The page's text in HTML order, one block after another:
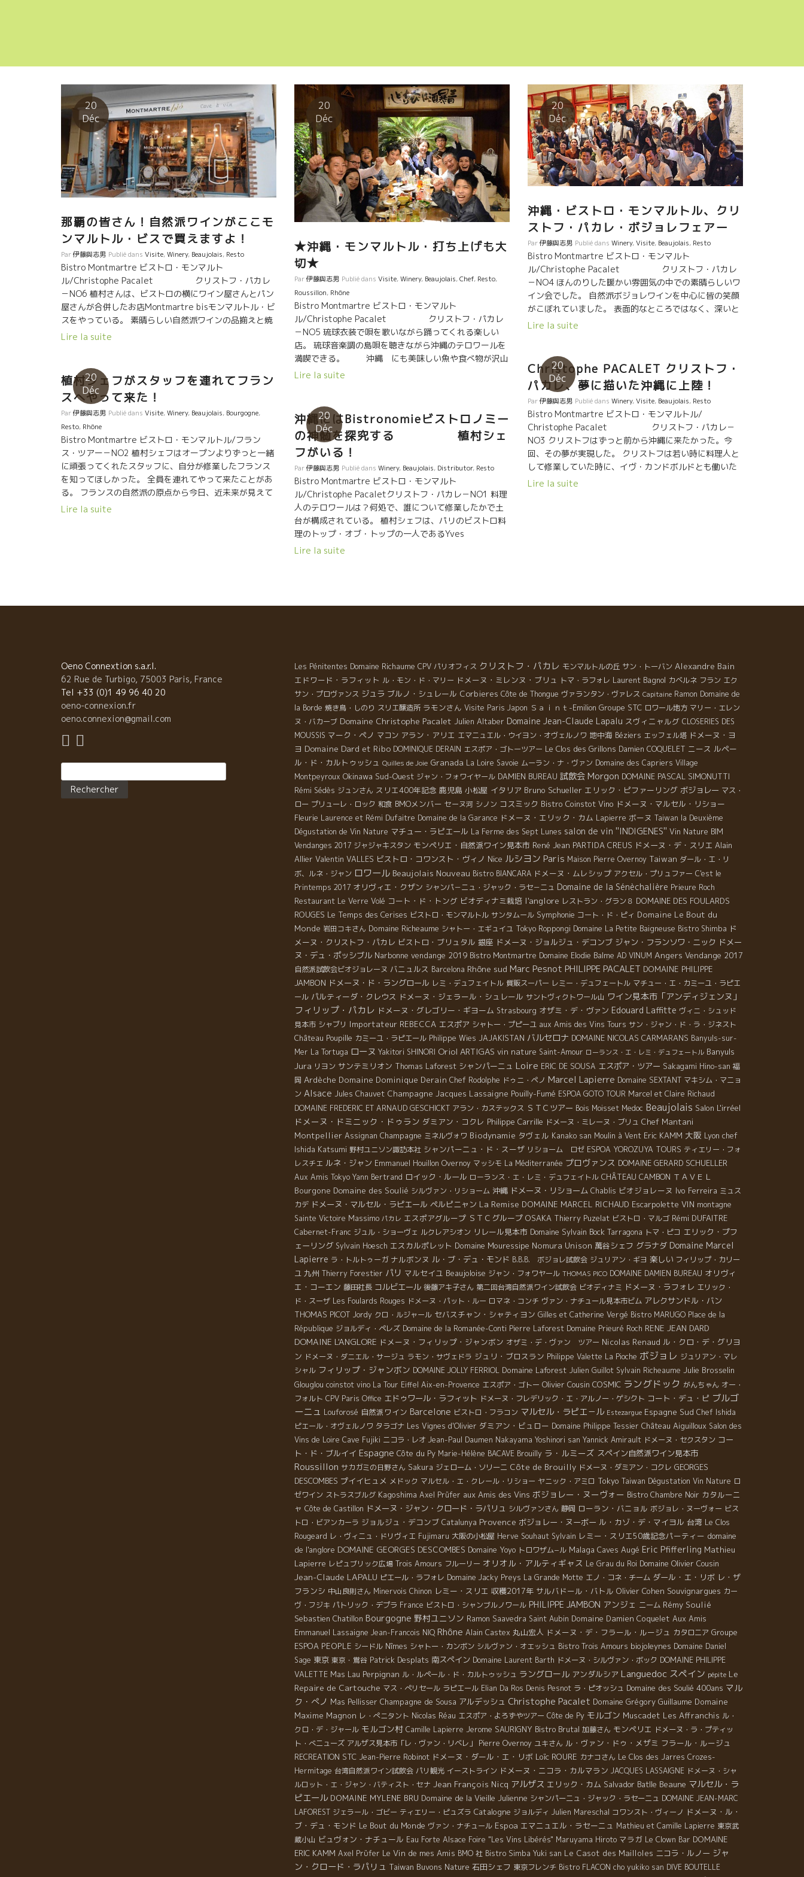
20
Déc
那覇の皆さん！自然派ワインがここモ
ンマルトル・ビスで買えますよ！
Par伊藤與志男 Publié dans Visite,Winery, Beaujolais, Resto
Bistro Montmartre ビストロ・モンマルト
ル/Christophe Pacalet クリストフ・パカレ
－NO6 植村さんは、ビストロの横にワイン屋さんとパン
屋さんが合併したお店Montmartre bisモンマルトル・ビ
スをやっている。 素晴らしい自然派ワインの品揃えと焼
きたての美味しいパンが手にはいりますよ！ 生チーズも
味しいパンが手にはいりますよ！ 生チーズもガトーもあ
り、心地よいフランスの風が吹いています。 パリにあ
ってもおかしくない品揃え。 クリストフ・パカレも驚く
ワインがズラリと並んでいる。 台湾の自然派ワインイン
ポーターのレベッカさんが大好きなパルティーダ・クル
ーズの“TS”もあり。 クリストフのおじ
さんマルセル・ラピエール、フィリップ・ジャンボンも
あり。 那覇の皆さん！ 沖縄の旅に来た人へ、 ここで自
然派ワインを仕入れて沖縄の海でやるのも最高ですよ。
Lire la suite
20
Déc
★沖縄・モンマルトル・打ち上げも大
切★
Par伊藤與志男 Publié dans Visite,Winery, Beaujolais,Chef, Resto,
Roussillon, Rhône
Bistro Montmartre ビストロ・モンマルト
ル/Christophe Pacalet クリストフ・パカレ
－NO5 琉球衣装で唄を歌いながら踊ってくれる楽しい
店。 琉球音楽調の島唄を聴きながら沖縄のテロワールを
満喫できる。 沖縄 にも美味しい魚や食べ物が沢山
あります。 ワインはラングロールとフラール・ルージュ
ェルの石灰土壌のミネラルが融合したワイン。何て美味
しいんだろう。 こま子さん、植村さん
ともお話しができて嬉しかったです。 沖縄でのフラン
ス、自然派ワインをよろしくお願いします。感謝。
Lire la suite
20
Déc
沖縄・ビストロ・モンマルトル、クリ
ストフ・パカレ・ボジョレフェアー
Par伊藤與志男 Publié dans Winery,Visite, Beaujolais, Resto
Bistro Montmartre ビストロ・モンマルト
ル/Christophe Pacalet クリストフ・パカレ
－NO4 ほんのりした暖かい雰囲気の中での素晴らしいワ
イン会でした。 自然派ボジョレワインを中心に皆の笑顔
がこぼれていました。 表面的なところではなく、深いと
ころで感じて、深く評価して、ほんわりと表現する沖縄
て素晴らしい空間なのだろう。 植村さん、いい仕事し
てますね！ いい仕事の横には、いつも素晴らしい女性、
奥様 こま子さんがいる。 初めての沖縄でのワイン会
に参加させていただき感謝です。 多くの素晴らしい人達
と出逢うことができました。 ワインは人と人を繋ぐ。 あ
りがとうございました。
Lire la suite
20
Déc
Christophe PACALET クリストフ・
パカレ、夢に描いた沖縄に上陸！
Par伊藤與志男 Publié dans Winery,Visite, Beaujolais, Resto
Bistro Montmartre ビストロ・モンマルトル/
Christophe Pacalet クリストフ・パカレ－
NO3 クリストフはずっと前から沖縄に来たかった。今
回、その夢が実現した。 クリストフは若い時に料理人と
して修業していた時に、イヴ・カンドボルドとも働いた
こともある。 イヴさんはマルセル・ラピエールの親友で
料理を出してくる植村シェフ。 ボジョレワインのよう
に、シンプルでありながら内容のあるトビッキリ美味し
いもの。
Lire la suite
20
Déc
植村シェフがスタッフを連れてフラン
スへやって来た！
Par伊藤與志男 Publié dans Visite,Winery, Beaujolais, Bourgogne,
Resto, Rhône
Bistro Montmartre ビストロ・モンマルトル/フラン
ス・ツアー－NO2 植村シェフはオープンよりずっと一緒
に頑張ってくれたスタッフに、自分が修業したフランス
を知ってほしかった。 全員を連れてやって来たことがあ
る。 フランスの自然派の原点から今日、近未来が見えて
くるような醸造元を歴訪した。 ★Yan Drieuイヤン・ド
の超自然醸造を追究するPhilippe JAMBONフィリップ・
ジャンボンでは、カトリーヌの愛情料理を頂いた。
★Jean-Claude LAPALUジャン・クロード・ラパリュ ガ
メ品種の７変化の顔見せてくれて、究極の透明感、限り
なく水に近いEau Forte にたどり着いたジャンクロー
一緒に楽しんだ。 今のフランスのビストロで最も愛され
ている醸造家ばかりだった。何故？自然派が広がってい
Lire la suite
20
Déc
沖縄にはBistronomieビストロノミー
の神髄を探究する 植村シェ
フがいる！
Par伊藤與志男 Publié dans Winery, Beaujolais, Distributor, Resto
Bistro Montmartre ビストロ・モンマルト
ル/Christophe Pacaletクリストフ・パカレ－NO1 料理
人のテロワールは？何処で、誰について修業したかで土
台が構成されている。 植村シェフは、パリのビストロ料
理のトップ・オブ・トップの一人であるYves
Camdebordeイヴ・カムドボルドがまだあのBistro La
ーをよくやった。 シェフの料理には多くの醸造家も驚い
ていた。 来日した醸造家のワインを飲んで、それに合わ
せてドンピシャリの料理を提供してくれた。 もうそれ
は、驚きの美味しさとベストなマリアージュだった。
１０年程前に、奥さんの実家がある沖縄に移
り、Bistro Montmartreビストロ・モンマルトルを開い
た。 以来、沖縄の人達に“幸せ”を送り続けている。パリ
がそのまま沖縄にあるようなもの。 今日は、クリ
ストフ・パカレとやって来た。 植村シェフのビストロ料
理には、クリストフのワインはバッチリだ。
Lire la suite
Oeno Connextion s.a.r.l.
62 Rue de Turbigo, 75003 Paris, France
Tel +33 (0)1 49 96 40 20
oeno-connexion.fr
oeno.connexion@gmail.com
Les Pénitentes Domaine Richaume CPV パリオフィス クリストフ・パカレ モンマルトルの丘 サン・トーバン Alexandre Bain
エドワード・ラフィット ル・モン・ド・マリー ドメーヌ・ミレンヌ・ブリュ トマ・ラフォレ Laurent Bagnol カベルネ フラン エク
サン・プロヴァンス ジュラ ブルノ・シュレール Corbieres Côte de Thongue ヴァランタン・ヴァレス Capitaine Ramon Domaine de
la Borde 焼き鳥・しのり スリエ醸造所 ラモンさん Visite Paris Japon Ｓａｉｎｔ-Emilion Groupe STC ロワール地方 マリー・エレン
ヌ・バカーブ Domaine Christophe Pacalet Julien Altaber Domaine Jean-Claude Lapalu スヴィニャルグ CLOSERIES DES
MOUSSIS マーク・ペノ マコン アラン・アリエ エマニュエル・ウイヨン・オヴェルノワ 地中海 Béziers エッフェル塔 ドメーヌ・ヨ
ヨ Domaine Dard et Ribo DOMINIQUE DERAIN エスポア・ゴトーツアー Le Clos des Grillons Damien COQUELET ニース ルペー
ル・ド・カルトゥッシュ Quilles de Joie Granada La Loire Savoie ムーラン・ナ・ヴァン Domaine des Capriers Village
Montpeyroux Okinawa Sud-Ouest ジャン・フォワイヤール DAMIEN BUREAU 試飲会 Morgon DOMAINE PASCAL SIMONUTTI
Rémi Sédès ジュンさん スリエ400年記念 鹿児島 小松屋 イタリア Bruno Schueller エリック・ピファーリング ボジョレー マス・
ロー プリューレ・ロック 和食 BMOメンバー セーヌ河 シノン コスミック Bistro Coinstot Vino ドメーヌ・マルセル・リショー
Fleurie Laurence et Rémi Dufaitre Domaine de la Garance ドメーヌ・エリック・カム Lapierre ボーヌ Taiwan la Deuxième
Dégustation de Vin Nature マチュー・ラピエール La Ferme des Sept Lunes salon de vin ''INDIGENES'' Vin Nature BIM
Vendanges 2017 ジャジャキスタン モンペリエ・自然派ワイン見本市 René Jean PARTIDA CREUS ドメーヌ・デ・スリエ Alain
Allier Valentin VALLES ビストロ・コワンスト・ヴィノ Nice ルシヨン Paris Maison Pierre Overnoy Taiwan ダール・エ・リ
ボ、ルネ・ジャン ロワール Beaujolais Nouveau Bistro BIANCARA ドメーヌ・ムレシップ アクセル・プリュファー C'est le
Printemps 2017 オリヴィエ・クザン シャンパ－ニュ・ジャック・ラセ－ニュ Domaine de la Sénèchalière Prieure Roch
Restaurant Le Verre Volé コート・ド・トング ビオディナミ栽培 l'anglore レストラン・グラン８ DOMAINE DES FOULARDS
ROUGES Le Temps des Cerises ビストロ・モンマルトル サンタムール Symphonie コート・ド・ピィ Domaine Le Bout du
Monde 岩田コキさん Domaine Richeaume シャトー・エギュイユ Tokyo Roppongi Domaine La Petite Baigneuse Bistro Shimba ド
メーヌ・クリストフ・パカレ ビストロ・ブリュタル 銀座 ドメーヌ・ジョルジュ・デコンブ ジャン・フランソワ・ニック ドメー
ヌ・デュ・ポッシブル Narbonne vendange 2019 Bistro Montmartre Domaine Elodie Balme AD VINUM Angers Vendange 2017
自然派試飲会ビオジョレーヌ バニュルス Barcelona Rhône sud Marc Pesnot PHILIPPE PACALET DOMAINE PHILIPPE
JAMBON ドメーヌ・ド・ラングロール レミ・デュフェイトル 質販スーパー レミー・デュフェートル マチュー・エ・カミーユ・ラピエ
ール パルティーダ・クレウス ドメーヌ・ジェラール・シュレール サントヴィクトワール山 ワイン見本市「アンディジェンヌ」
フィリップ・パカレ ドメーヌ・グレゴリー・ギヨーム Strasbourg オザミ・デ・ヴァン Edouard Laffitte ヴィニ・シュッド
見本市 シャブリ Importateur REBECCA エスポア シャトー・プピーユ aux Amis des Vins Tours サン・ジャン・ド・ラ・ジネスト
Château Poupille カミーユ・ラピエール Philippe Wies JAJAKISTAN バルセロナ DOMAINE NICOLAS CARMARANS Banyuls-sur-
Mer La Tortuga ローヌ Yakitori SHINORI Oriol ARTIGAS vin nature Saint-Amour ローランス・エ・レミ・デュフェートル Banyuls
Jura リヨン サンテミリオン Thomas Laforest シャンパーニュ Loire ERIC DE SOUSA エスポア・ツアー Sakagami Hino-san 福
岡 Ardèche Domaine Dominique Derain Chef Rodolphe ドゥニ・ペノ Marcel Lapierre Domaine SEXTANT マキシム・マニョ
ン Alsace Jules Chauvet Champagne Jacques Lassaigne Pouilly-Fumé ESPOA GOTO TOUR Marcel et Claire Richaud
DOMAINE FREDERIC ET ARNAUD GESCHICKT アラン・カステックス ＳＴＣツアー Bois Moisset Medoc Beaujolais Salon L'irréel
ドメーヌ・ドミニック・ドゥラン ダミアン・コクレ Philippe Carrille ドメーヌ・ミレーヌ・ブリュ Chef Mantani
Montpellier Assignan Champagne ミネルヴォワ Biodynamie タヴェル Kanako san Moulin à Vent Eric KAMM 大阪 Lyon chef
Ishida Katsumi 野村ユニソン諏訪本社 シャンパーニュ・ド・スーザ リショーム ロゼ ESPOA YOROZUYA TOURS ティエリー・フォ
レスチエ ルネ・ジャン Emmanuel Houillon Overnoy マッシモ La Méditerranée プロヴァンス DOMAINE GERARD SCHUELLER
Aux Amis Tokyo Yann Bertrand ロイック・ルール ローランス・エ・レミ・デュフェイトル CHÂTEAU CAMBON ＴＡＶＥＬ
Bourgone Domaine des Soulié シルヴァン・リショーム 沖縄 ドメーヌ・リショーム Chablis ビオジョレーヌ Ivo Ferreira ミュス
カデ ドメーヌ・マルセル・ラピエール ペルピニャン La Remise DOMAINE MARCEL RICHAUD Escarpolette VIN montagne
Sainte Victoire Massimo パカレ エスポアグループ ＳＴＣグループ OSAKA Thierry Puzelat ビストロ・マルゴ Rémi DUFAITRE
Cabernet-Franc ジュル・ショーヴェ ルクレアシオン リレール見本市 Domaine Sylvain Bock Tarragona トマ・ピコ エリック・プフ
ェーリング Sylvain Hoesch エスカルポレット Domaine Mouressipe Nomura Unison 萬谷シェフ グラナダ Domaine Marcel
Lapierre ラ・トルトゥーガ ナルボンヌ ル・ブ・デュ・モンド B.B.B. ボジョレ試飲会 ジュリアン・ギヨ 楽しい フィリップ・カリー
ユ 九州 Thierry Forestier パリ マルセイユ Beaujoloise ジャン・フォワヤール THOMAS PICO DOMAINE DAMIEN BUREAU オリヴィ
エ・コーエン 藤田社長 コルビエール 後藤アキ子さん 第二回台湾自然派ワイン試飲会 ビオディナミ ドメーヌ・ラフォレ エリック・
ド・スーザ Les Foulards Rouges ドメーヌ・パット・ルー ロマネ・コンチ ヴァン・ナチュール見本市ビム アレクサンドル・バン
THOMAS PICOT Jordy クロ・ルジャール セバスチャン・シャティヨン Gilles et Catherine Vergé Bistro MARUGO Place de la
République ジョルディ・ペレズ Domaine de la Romanée-Conti Pierre Laforest Domaine Prieuré Roch RENE JEAN DARD
DOMAINE L'ANGLORE ドメーヌ・フィリップ・ジャンボン オザミ・デ・ヴァン ツアー Nicolas Renaud ル・クロ・デ・グリヨ
ン ドメーヌ・ダニエル・サージュ ラモン・サヴェドラ ジュリ・ブロスラン Philippe Valette La Pioche ボジョレ ジュリアン・マレ
シャル フィリップ・ジャンボン DOMAINE JOLLY FERRIOL Domaine Laforest Julien Guillot Sylvain Richeaume Julie Brosselin
Glouglou coinstot vino La Tour Eiffel Aix-en-Provence エスポア・ゴトー Olivier Cousin COSMIC ラングドック がんちゃん オー・
フォルト CPV Paris Office エドゥワール・ラフィット ドメーヌ・フレデリック・エ・アルノー・ゲシクト コート・デュ・ピ ブルゴ
ーニュ Louforosé 自然派ワイン Barcelone ビストロ・フラコン マルセル・ラピエ－ル Estezargue Espagne Sud Chef Ishida
ピエール・オヴェルノワ タラゴナ Les Vignes d'Olivier ダミアン・ビュロー Domaine Philippe Tessier Château Aiguilloux Salon des
Vins de Loire Cave Fujiki ニコラ・レオ Jean-Paul Daumen Nakayama Yoshinori san Yannick Amirault ドメーヌ・セクスタン コー
ト・ド・ブルイイ Espagne Côte du Py Marie-Hélène BACAVE Brouilly ラ・ルミーズ スペイン自然派ワイン見本市
Roussillon サカガミの日野さん Sakura ジェローム・ソリーニ Côte de Brouilly ドメーヌ・ダミアン・コクレ GEORGES
DESCOMBES プイイヒュメ メドック マルセル・エ・クレール・リショー ヤニック・アミロ Tokyo Taiwan Dégustation Vin Nature ロ
ゼワイン ストラスブルグ Kagoshima Axel Prüfer aux Amis des Vins ボジョレー・ヌーヴォー Bistro Chambre Noir カタルーニ
ャ Côte de Castillon ドメーヌ・ジャン・クロード・ラパリュ シルヴァンさん 静岡 ローラン・バニョル ボジョレ・ヌーヴォー ビス
トロ・ビアンカーラ ジョルジュ・デコンブ Catalunya Provence ボジョレー・ヌーボー ル・カゾ・デ・マイヨル 台湾 Le Clos
Rougeard レ・ヴィニュ・ドリヴィエ Fujimaru 大阪の小松屋 Herve Souhaut Sylvain レミー・スリエ50歳記念パーティー domaine
de l'anglore DOMAINE GEORGES DESCOMBES Domaine Yoyo トロワザム−ル Malaga Caves Augé Eric Pfifferling Mathieu
Lapierre レピュブリック広場 Trois Amours フルーリー オリオル・アルティギャス Le Grau du Roi Domaine Olivier Cousin
Jean-Claude LAPALU ピエール・ラフォレ Domaine Jacky Preys La Grande Motte エノ・コネ・チーム ダール・エ・リボ レ・ザ
フランシ 中山良則さん Minervois Chinon レミー・スリエ 収穫2017年 サルバドール・バトル Olivier Cohen Souvignargues カー
ヴ・フジキ パトリック・デプラ France ビストロ・シャンブルノワール PHILIPPE JAMBON アンジェ ニーム Rémy Soulié
Sebastien Chatillon Bourgogne 野村ユニソン Ramon Saavedra Saint Aubin Domaine Damien Coquelet Aux Amis
Emmanuel Lassaigne Jean-Francois NIQ Rhône Alain Castex 丸山宏人 ドメーヌ・デ・フラール・ルージュ カタロニア Groupe
ESPOA PEOPLE シードル Nîmes シャトー・カンボン シルヴァン・オエッシュ Bistro Trois Amours biojoleynes Domaine Daniel
Sage 東京 東京・鴬谷 Patrick Desplats 南スペイン Domaine Laurent Barth ドメーヌ・シルヴァン・ボック DOMAINE PHILIPPE
VALETTE Mas Lau Perpignan ル・ルペール・ド・カルトゥッシュ ラングロール アンダルシア Languedoc スペイン pépite Le
Repaire de Cartouche マス・ぺリセール ラピエール Elian Da Ros Denis Pesnot ラ・ピオッシュ Domaine des Soulié 400ans マル
ク・ぺノ Mas Pellisser Champagne de Sousa アルデッシュ Christophe Pacalet Domaine Grégory Guillaume Domaine
Maxime Magnon レ・ぺニタント Nicolas Réau エスポア・よろずやツアー Côte de Py モルゴン Muscadet Les Affranchis ル・
クロ・デ・ジャール モルゴン村 Camille Lapierre Jerome SAURIGNY Bistro Brutal 加藤さん モンペリエ ドメーヌ・ラ・プティッ
ト・べニューズ アルザス見本市「レ・ヴァン・リベレ」 Pierre Overnoy ユキさん ル・ヴァン・ドゥ・メザミ フラール・ルージュ
RECREATION STC Jean-Pierre Robinot ドメーヌ・ダール・エ・リボ Loïc ROURE カナコさん Le Clos des Jarres Crozes-
Hermitage 台湾自然派ワイン試飲会 パリ観光 イーストライン ドメーヌ・ニコラ・カルマラン JACQUES LASSAIGNE ドメーヌ・シャ
ルロット・エ・ジャン・バティスト・セナ Jean François Nicq アルザス エリック・カム Salvador Batlle Beaune マルセル・ラ
ピエール DOMAINE MYLENE BRU Domaine de la Vieille Julienne シャンパーニュ・ジャック・ラセーニュ DOMAINE JEAN-MARC
LAFOREST ジェラール・ゴビー ティエリー・ピュズラ Catalogne ジョルディ Julien Mareschal コワンスト・ヴィーノ ドメーヌ・ル・
ブ・デュ・モンド Le Bout du Monde ヴァン・ナチュール Espoa エマニュエル・ラセーニュ Mathieu et Camille Lapierre 東京武
蔵小山 ビュヴォン・ナチュール Eau Forte Alsace Foire "Les Vins Libérés" Maruyama Hiroto マラガ Le Clown Bar DOMAINE
ERIC KAMM Axel Prϋfer Le Vin de mes Amis BMO 社 Bistro Simba Yuki san Le Casot des Mailloles ニコラ・ルノー ジャ
ン・クロード・ラパリュ Taiwan Buvons Nature 石田シェフ 東京フレンチ Bistro FLACON cho yukiko san DIVE BOUTELLE